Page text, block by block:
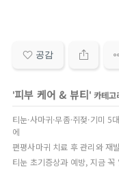
공감
'피부 케어 & 뷰티' 카테고
티눈·사마귀·무좀·쥐젖·기미 5
에
편평사마귀 치료 후 관리와 재
티눈 초기증상과 예방, 지금 꼭